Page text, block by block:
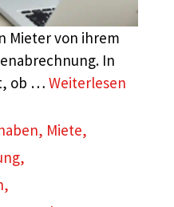
Mieter von ihrem
In
ob … Weiterlesen
, Miete,
,
,